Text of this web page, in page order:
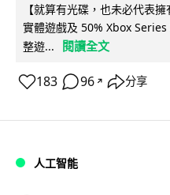
【就算有光碟，也未必代表
實體遊戲及 50% Xbox
整遊...
閱讀全文
183 96 ↗ 分享
人工智能